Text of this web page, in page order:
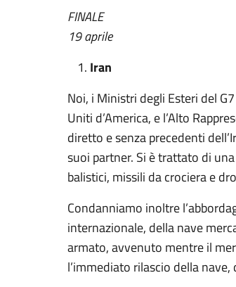
FINALE
19 aprile
Iran
Noi, i Ministri degli Esteri del
Uniti d’America, e l’Alto
diretto e senza precedenti
suoi partner. Si è trattato di
balistici, missili da crociera e
Condanniamo inoltre
internazionale, della nave
armato, avvenuto mentre il
l’immediato rilascio della